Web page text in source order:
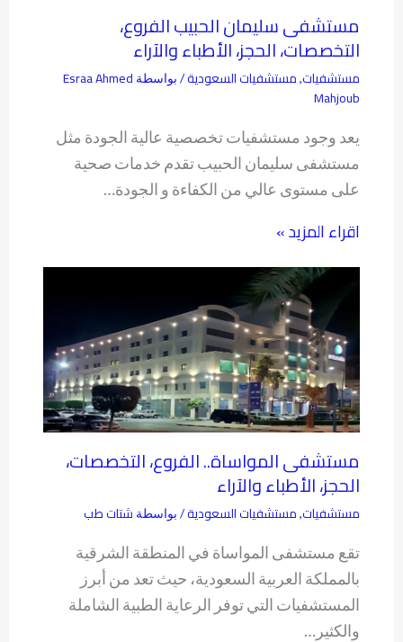
مستشفى سليمان الحبيب الفروع،
التخصصات، الحجز، الأطباء والآراء
مستشفيات, مستشفيات السعودية/ بواسطة Esraa Ahmed
Mahjoub
يعد وجود مستشفيات تخصصية عالية الجودة مثل
مستشفى سليمان الحبيب تقدم خدمات صحية
على مستوى عالي من الكفاءة و الجودة…
اقراء المزيد »
مستشفى المواساة.. الفروع، التخصصات،
الحجز، الأطباء والآراء
مستشفيات, مستشفيات السعودية/ بواسطة شتات طب
تقع مستشفى المواساة في المنطقة الشرقية
بالمملكة العربية السعودية، حيث تعد من أبرز
المستشفيات التي توفر الرعاية الطبية الشاملة
والكثير…